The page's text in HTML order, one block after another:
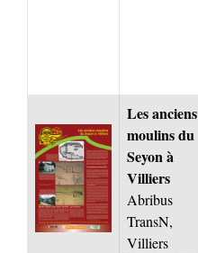
Les anciens
moulins du
Seyon à
Villiers
Abribus
TransN,
Villiers